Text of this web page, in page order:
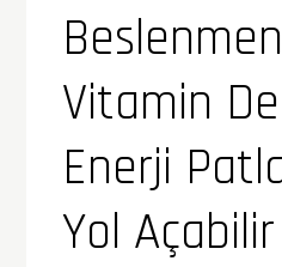
Vitamin
Enerji
Yol